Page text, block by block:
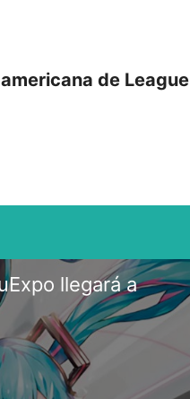
de League
llegará a